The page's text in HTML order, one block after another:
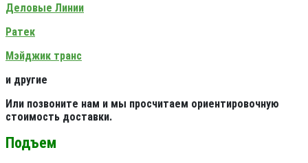
Деловые Линии
Ратек
Мэйджик транс
и другие
Или позвоните нам и мы просчитаем ориентировочную
стоимость доставки.
Подъем